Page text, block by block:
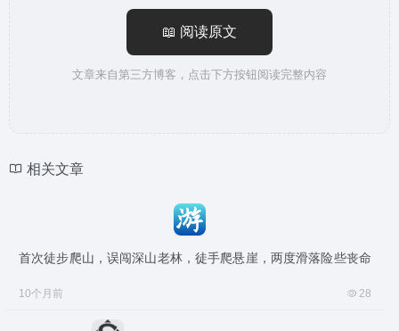
📖 阅读原文
文章来自第三方博客，点击下方按钮阅读完整内容
相关文章
首次徒步爬山，误闯深山老林，徒手爬悬崖，两度滑落险些丧命
10个月前 28